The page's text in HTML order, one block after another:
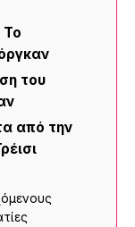
Το
του
από την